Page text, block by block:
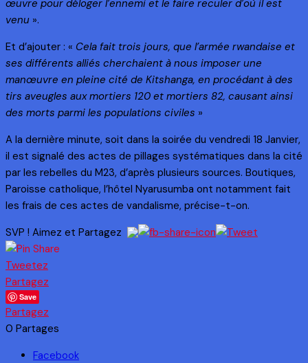
œuvre pour déloger l’ennemi et le faire reculer d’où il est
venu ».
Et d’ajouter : « Cela fait trois jours, que l’armée rwandaise et
ses différents alliés cherchaient à nous imposer une
manœuvre en pleine cité de Kitshanga, en procédant à des
tirs aveugles aux mortiers 120 et mortiers 82, causant ainsi
des morts parmi les populations civiles »
A la dernière minute, soit dans la soirée du vendredi 18 Janvier,
il est signalé des actes de pillages systématiques dans la cité
par les rebelles du M23, d’après plusieurs sources. Boutiques,
Paroisse catholique, l’hôtel Nyarusumba ont notamment fait
les frais de ces actes de vandalisme, précise-t-on.
SVP ! Aimez et Partagez
Tweetez
Partagez
Save
Partagez
0 Partages
Facebook